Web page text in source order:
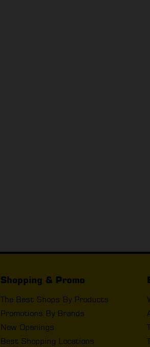
Shopping & Promo
The Best Shops By Products
Promotions By Brands
New Openings
Best Shopping Locations